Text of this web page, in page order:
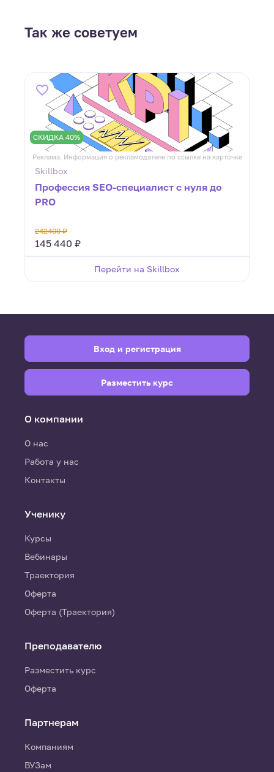
Так же советуем
СКИДКА 40%
Реклама. Информация о рекламодателе по ссылке на карточке
Skillbox
Профессия SEO-специалист с нуля до
PRO
242400 ₽
145 440 ₽
Перейти на Skillbox
О компании
О нас
Работа у нас
Контакты
Ученику
Курсы
Вебинары
Траектория
Оферта
Оферта (Траектория)
Преподавателю
Разместить курс
Оферта
Партнерам
Компаниям
ВУЗам
Вход и регистрация
Разместить курс